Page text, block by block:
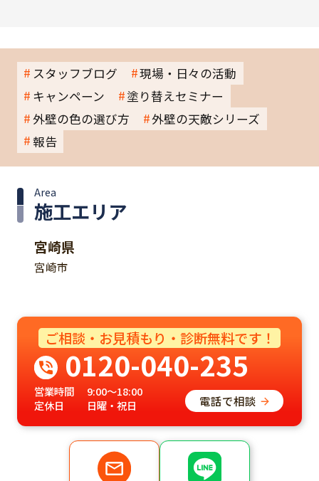
スタッフブログ
現場・日々の活動
キャンペーン
塗り替えセミナー
外壁の色の選び方
外壁の天敵シリーズ
報告
施工エリア
Area
宮崎県
宮崎市
ご相談・お見積もり・診断無料です！
0120-040-235
営業時間
9:00～18:00
定休日
日曜・祝日 電話で相談